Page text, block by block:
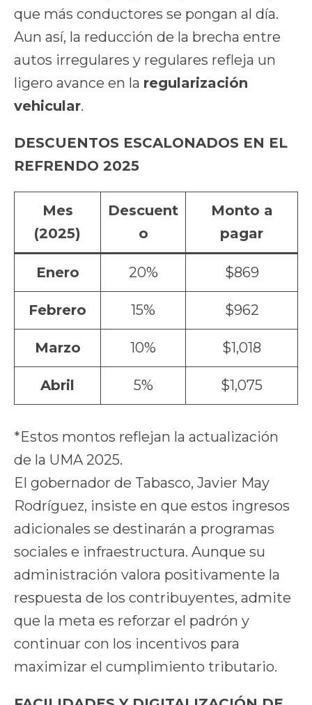
que más conductores se pongan al día.
Aun así, la reducción de la brecha entre
autos irregulares y regulares refleja un
ligero avance en la regularización
vehicular.
DESCUENTOS ESCALONADOS EN EL
REFRENDO 2025
Mes
(2025)
Descuent
o
Monto a
pagar
Enero 20% $869
Febrero 15% $962
Marzo 10% $1,018
Abril 5% $1,075
*Estos montos reflejan la actualización
de la UMA 2025.
El gobernador de Tabasco, Javier May
Rodríguez, insiste en que estos ingresos
adicionales se destinarán a programas
sociales e infraestructura. Aunque su
administración valora positivamente la
respuesta de los contribuyentes, admite
que la meta es reforzar el padrón y
continuar con los incentivos para
maximizar el cumplimiento tributario.